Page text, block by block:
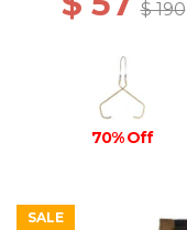
$ 190
70% Off
SALE